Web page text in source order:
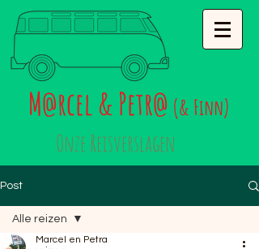
M@rcel & Petr@ (& Finn)
Onze Reisverslagen
Post
Alle reizen
Marcel en Petra